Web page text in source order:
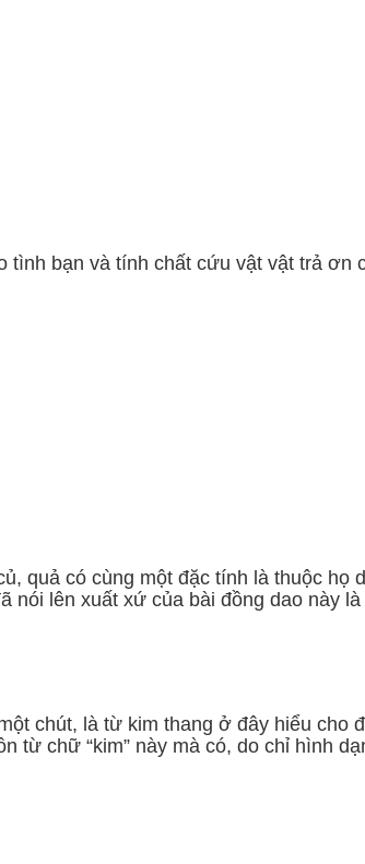
tình bạn và tính chất cứu vật vật trả ơn
quả có cùng một đặc tính là thuộc
lên xuất xứ của bài đồng dao này
chút, là từ kim thang ở đây hiểu
từ chữ “kim” này mà có, do chỉ hình